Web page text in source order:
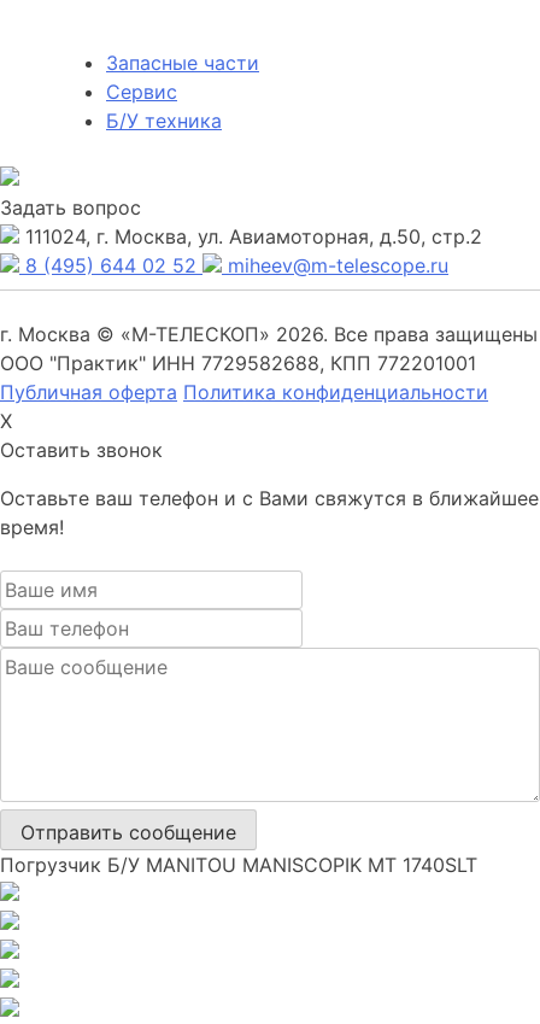
Запасные части
Сервис
Б/У техника
Задать вопрос
111024, г. Москва, ул. Авиамоторная, д.50, стр.2
8 (495) 644 02 52
miheev@m-telescope.ru
г. Москва © «М-ТЕЛЕСКОП» 2026. Все права защищены
ООО "Практик" ИНН 7729582688, КПП 772201001
Публичная оферта Политика конфиденциальности
X
Оставить звонок
Оставьте ваш телефон и с Вами свяжутся в ближайшее
время!
Отправить сообщение
Погрузчик Б/У MANITOU MANISCOPIK MT 1740SLT